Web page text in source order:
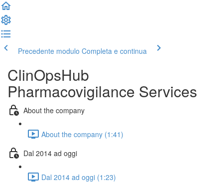
Precedente modulo Completa e continua
ClinOpsHub
Pharmacovigilance Services
About the company
About the company (1:41)
Dal 2014 ad oggi
Dal 2014 ad oggi (1:23)